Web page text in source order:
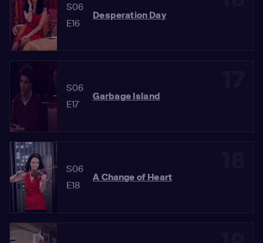
S06
E16
Desperation Day
S06
E17
Garbage Island
S06
E18
A Change of Heart